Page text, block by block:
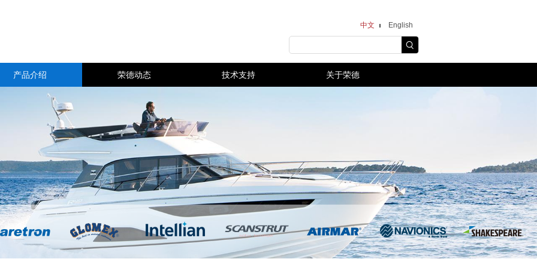
中文 English
产品介绍 荣德动态 技术支持 关于荣德